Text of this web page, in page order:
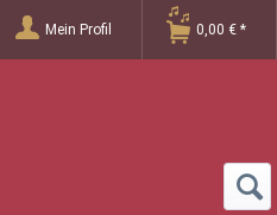
Mein Profil 0,00 € *